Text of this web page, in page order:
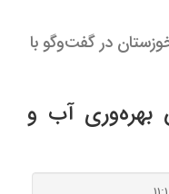
در گفت‌وگو با
بهره‌وری آب و